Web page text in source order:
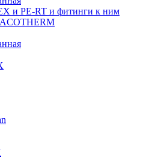
и PE-RT и фитинги к ним